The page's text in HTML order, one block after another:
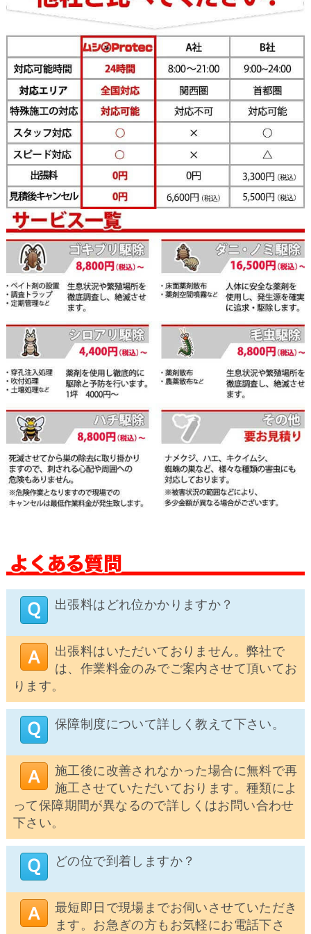
出張料はどれ位かかりますか？
出張料はいただいておりません。弊社で
は、作業料金のみでご案内させて頂いてお
ります。
保障制度について詳しく教えて下さい。
施工後に改善されなかった場合に無料で再
施工させていただいております。種類によ
って保障期間が異なるので詳しくはお問い合わせ
下さい。
どの位で到着しますか？
最短即日で現場までお伺いさせていただき
ます。お急ぎの方もお気軽にお電話下さ